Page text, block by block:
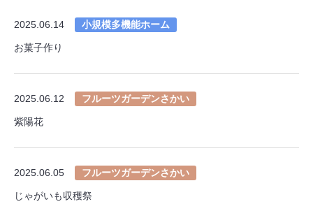
2025.06.14 小規模多機能ホーム
お菓子作り
2025.06.12 フルーツガーデンさかい
紫陽花
2025.06.05 フルーツガーデンさかい
じゃがいも収穫祭